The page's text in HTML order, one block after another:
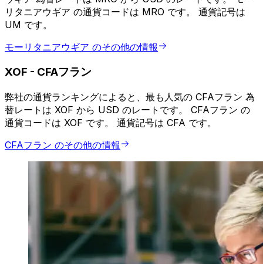
リタニアウギア の通貨コードは MRO です。 通貨記号は
UM です。
モーリタニアウギア のその他の情報
XOF - CFAフラン
弊社の通貨ランキングによると、最も人気の CFAフラン 為
替レートは XOF から USD のレートです。 CFAフラン の
通貨コードは XOF です。 通貨記号は CFA です。
CFAフラン のその他の情報